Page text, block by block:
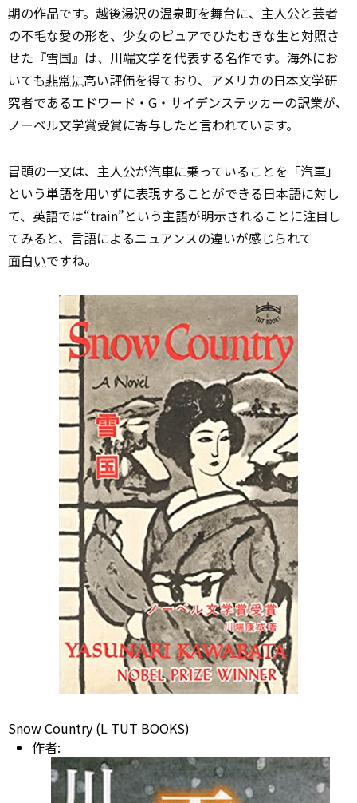
期の作品です。越後湯沢の温泉町を舞台に、主人公と芸者
の不毛な愛の形を、少女のピュアでひたむきな生と対照さ
せた『雪国』は、川端文学を代表する名作です。海外にお
いても非常に高い評価を得ており、アメリカの日本文学研
究者であるエドワード・G・サイデンステッカーの訳業が、
ノーベル文学賞受賞に寄与したと言われています。
冒頭の一文は、主人公が汽車に乗っていることを「汽車」
という単語を用いずに表現することができる日本語に対し
て、英語では“train”という主語が明示されることに注目し
てみると、言語によるニュアンスの違いが感じられて
面白いですね。
Snow Country (L TUT BOOKS)
作者: